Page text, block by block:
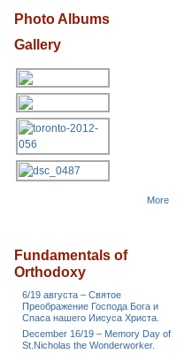
Photo Albums
Gallery
More
Fundamentals of
Orthodoxy
6/19 августа – Святое
Преображение Господа Бога и
Спаса нашего Иисуса Христа.
December 16/19 – Memory Day of
St.Nicholas the Wonderworker.